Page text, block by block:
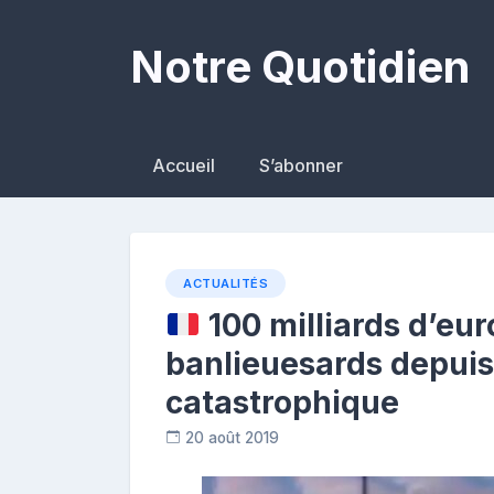
Notre Quotidien
Accueil S’abonner
ACTUALITÉS
100 milliards
banlieuesards
catastrophique
20 août 2019
e